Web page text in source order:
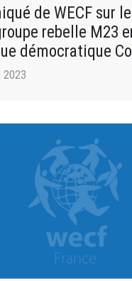
de WECF sur
rebelle M23
démocratique
2023